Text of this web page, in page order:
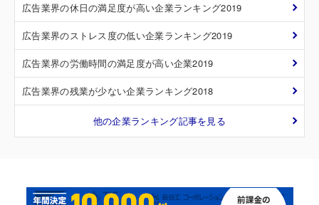
広告業界の休日の満足度が高い企業ランキング2019
広告業界のストレス度の低い企業ランキング2019
広告業界の労働時間の満足度が高い企業2019
広告業界の残業が少ない企業ランキング2018
他の企業ランキング記事を見る